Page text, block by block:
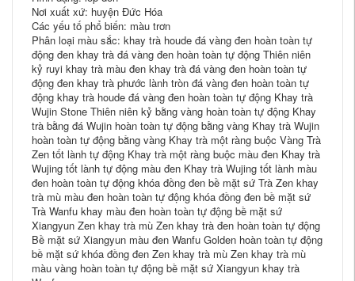
Nơi xuất xứ: huyện Đức Hóa
Các yếu tố phổ biến: màu trơn
Phân loại màu sắc: khay trà houde đá vàng đen hoàn toàn tự
động đen khay trà đá vàng đen hoàn toàn tự động Thiên niên
kỷ ruyi khay trà màu đen khay trà đá vàng đen hoàn toàn tự
động đen khay trà phước lành tròn đá vàng đen hoàn toàn tự
động khay trà houde đá vàng đen hoàn toàn tự động Khay trà
Wujin Stone Thiên niên kỷ bằng vàng hoàn toàn tự động Khay
trà bằng đá Wujin hoàn toàn tự động bằng vàng Khay trà Wujin
hoàn toàn tự động bằng vàng Khay trà một ràng buộc Vàng Trà
Zen tốt lành tự động Khay trà một ràng buộc màu đen Khay trà
Wujing tốt lành tự động màu đen Khay trà Wujing tốt lành màu
đen hoàn toàn tự động khóa đồng đen bề mặt sứ Trà Zen khay
trà mù màu đen hoàn toàn tự động khóa đồng đen bề mặt sứ
Trà Wanfu khay màu đen hoàn toàn tự động bề mặt sứ
Xiangyun Zen khay trà mù Zen khay trà đen hoàn toàn tự động
Bề mặt sứ Xiangyun màu đen Wanfu Golden hoàn toàn tự động
bề mặt sứ khóa đồng đen Zen khay trà mù Zen khay trà mù
màu vàng hoàn toàn tự động bề mặt sứ Xiangyun khay trà